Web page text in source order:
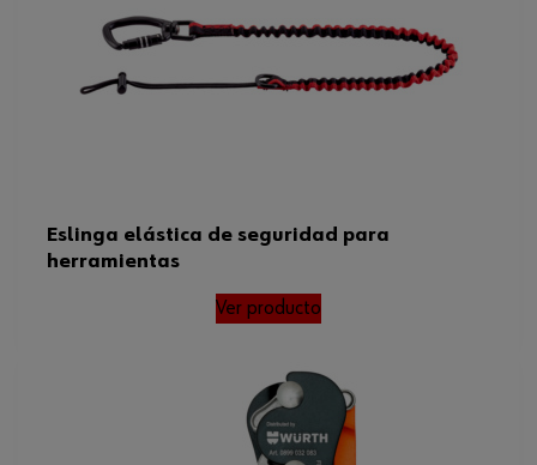
Eslinga elástica de seguridad para
herramientas
Ver producto